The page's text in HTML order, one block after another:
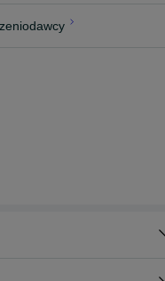
(faktura sprzedaży)